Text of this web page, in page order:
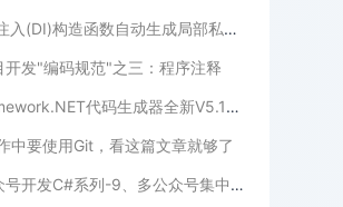
(DI)构造函数自动生成局部私有变量
开发"编码规范"之三：程序注释
代码生成器全新V5.1版本发布
中要使用Git，看这篇文章就够了
开发C#系列-9、多公众号集中管理